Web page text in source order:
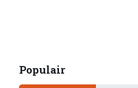
Populair